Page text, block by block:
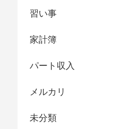
習い事
家計簿
パート収入
メルカリ
未分類